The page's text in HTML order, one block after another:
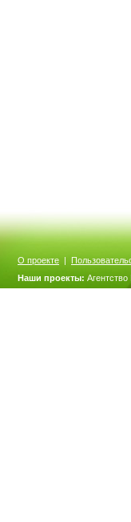
О проекте |
Наши проекты: